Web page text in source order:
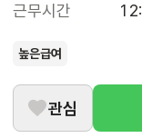
근무시간
높은급여
관심